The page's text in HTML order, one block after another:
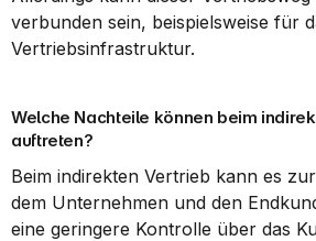
verbunden sein, beispielsweise für
Vertriebsinfrastruktur.
Welche Nachteile können beim
auftreten?
Beim indirekten Vertrieb kann es
dem Unternehmen und den
eine geringere Kontrolle über das